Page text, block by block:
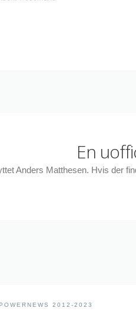
En
Anders Matthesen. Hvis der
2012-2023